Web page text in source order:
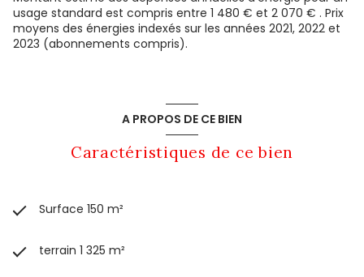
usage standard est compris entre 1 480 € et 2 070 € . Prix
moyens des énergies indexés sur les années 2021, 2022 et
2023 (abonnements compris).
A PROPOS DE CE BIEN
Caractéristiques de ce bien
Surface 150 m²
terrain 1 325 m²